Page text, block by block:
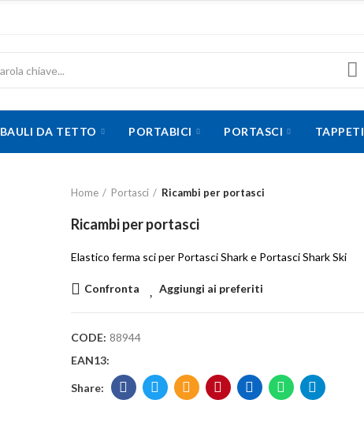
BAULI DA TETTO PORTABICI PORTASCI TAPPETI
Home Portasci Ricambi per portasci
Ricambi per portasci
Elastico ferma sci per Portasci Shark e Portasci Shark Ski
Confronta Aggiungi ai preferiti
CODE: 88944
EAN13: